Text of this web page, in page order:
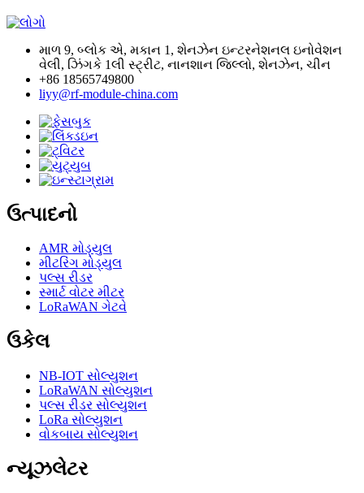
માળ 9, બ્લોક એ, મકાન 1, શેનઝેન ઇન્ટરનેશનલ ઇનોવેશન
વેલી, ઝિંગકે 1લી સ્ટ્રીટ, નાનશાન જિલ્લો, શેનઝેન, ચીન
+86 18565749800
liyy@rf-module-china.com
ઉત્પાદનો
AMR મોડ્યુલ
મીટરિંગ મોડ્યુલ
પલ્સ રીડર
સ્માર્ટ વોટર મીટર
LoRaWAN ગેટવે
ઉકેલ
NB-IOT સોલ્યુશન
LoRaWAN સોલ્યુશન
પલ્સ રીડર સોલ્યુશન
LoRa સોલ્યુશન
વોકબાય સોલ્યુશન
ન્યૂઝલેટર